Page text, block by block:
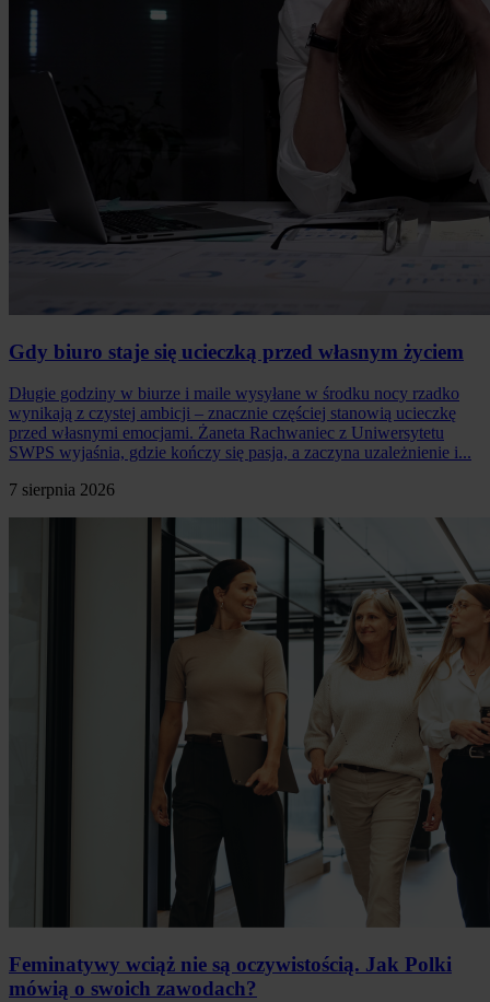
Gdy biuro staje się ucieczką przed własnym życiem
Długie godziny w biurze i maile wysyłane w środku nocy rzadko
wynikają z czystej ambicji – znacznie częściej stanowią ucieczkę
przed własnymi emocjami. Żaneta Rachwaniec z Uniwersytetu
SWPS wyjaśnia, gdzie kończy się pasja, a zaczyna uzależnienie i...
7 sierpnia 2026
Feminatywy wciąż nie są oczywistością. Jak Polki
mówią o swoich zawodach?